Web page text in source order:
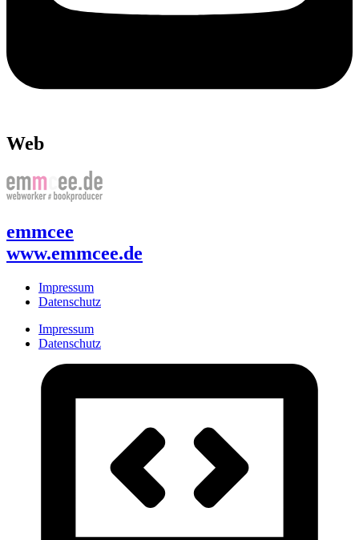
Web
emmcee
www.emmcee.de
Impressum
Datenschutz
Impressum
Datenschutz